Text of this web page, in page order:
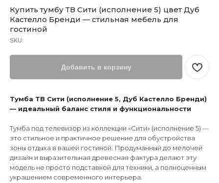
Купить тумбу ТВ Сити (исполнение 5) цвет Дуб
Кастелло Бренди — стильная мебель для
гостиной
SKU:
Добавить в корзину
Тумба ТВ Сити (исполнение 5, Дуб Кастелло Бренди)
— идеальный баланс стиля и функциональности
Тумба под телевизор из коллекции «Сити» (исполнение 5) —
это стильное и практичное решение для обустройства
зоны отдыха в вашей гостиной. Продуманный до мелочей
дизайн и выразительная древесная фактура делают эту
модель не просто подставкой для техники, а полноценным
украшением современного интерьера.